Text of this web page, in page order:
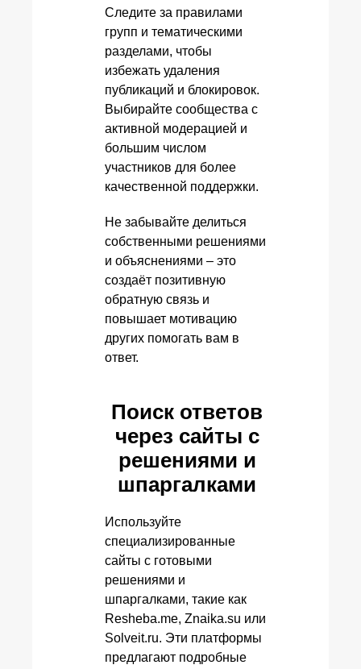
Следите за правилами
групп и тематическими
разделами, чтобы
избежать удаления
публикаций и блокировок.
Выбирайте сообщества с
активной модерацией и
большим числом
участников для более
качественной поддержки.
Не забывайте делиться
собственными решениями
и объяснениями – это
создаёт позитивную
обратную связь и
повышает мотивацию
других помогать вам в
ответ.
Поиск ответов
через сайты с
решениями и
шпаргалками
Используйте
специализированные
сайты с готовыми
решениями и
шпаргалками, такие как
Resheba.me, Znaika.su или
Solveit.ru. Эти платформы
предлагают подробные